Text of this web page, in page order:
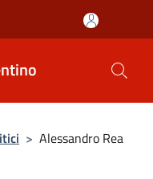
> Alessandro Rea